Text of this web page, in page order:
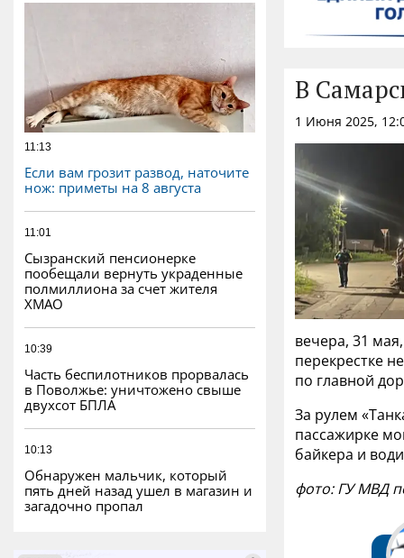
11:13
Если вам грозит развод, наточите
нож: приметы на 8 августа
11:01
Сызранский пенсионерке
пообещали вернуть украденные
полмиллиона за счет жителя
ХМАО
10:39
Часть беспилотников прорвалась
в Поволжье: уничтожено свыше
двухсот БПЛА
10:13
Обнаружен мальчик, который
пять дней назад ушел в магазин и
загадочно пропал
В
1 Июня 2025,
вечера, 31
перекрестке
по главной
За рулем
пассажирке
байкера и
фото: ГУ МВД